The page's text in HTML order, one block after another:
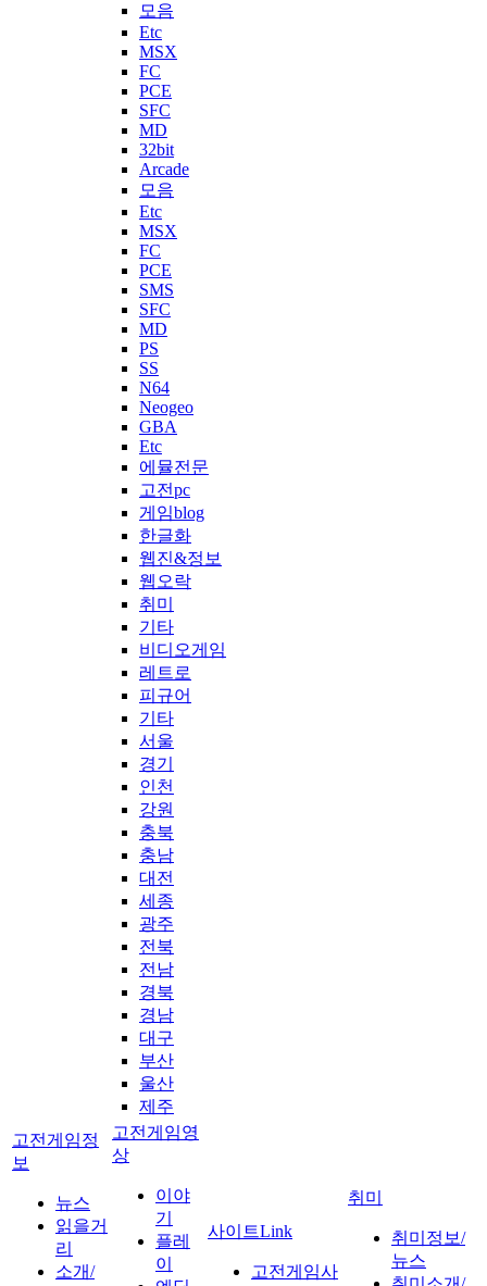
모음
Etc
MSX
FC
PCE
SFC
MD
32bit
Arcade
모음
Etc
MSX
FC
PCE
SMS
SFC
MD
PS
SS
N64
Neogeo
GBA
Etc
에뮬전문
고전pc
게임blog
한글화
웹진&정보
웹오락
취미
기타
비디오게임
레트로
피규어
기타
서울
경기
인천
강원
충북
충남
대전
세종
광주
전북
전남
경북
경남
대구
부산
울산
제주
고전게임정
보
뉴스
읽을거
리
소개/
고전게임영
상
이야
기
플레
이
사이트Link
고전게임사
취미
취미정보/
뉴스